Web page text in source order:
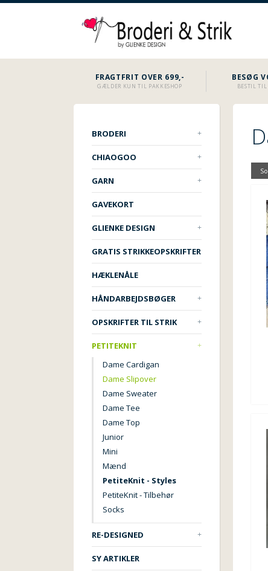
FRAGTFRIT OVER 699,-
GÆLDER KUN TIL PAKKESHOP
BESØG
BESTIL
BRODERI
CHIAOGOO
GARN
GAVEKORT
GLIENKE DESIGN
GRATIS STRIKKEOPSKRIFTER
HÆKLENÅLE
HÅNDARBEJDSBØGER
OPSKRIFTER TIL STRIK
PETITEKNIT
Dame Cardigan
Dame Slipover
Dame Sweater
Dame Tee
Dame Top
Junior
Mini
Mænd
PetiteKnit - Styles
PetiteKnit - Tilbehør
Socks
RE-DESIGNED
SY ARTIKLER